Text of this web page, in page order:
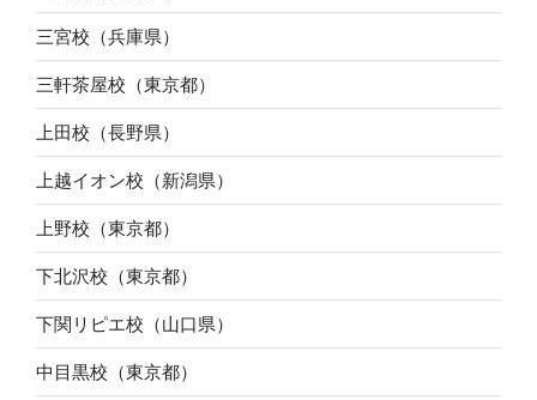
三宮校（兵庫県）
三軒茶屋校（東京都）
上田校（長野県）
上越イオン校（新潟県）
上野校（東京都）
下北沢校（東京都）
下関リピエ校（山口県）
中目黒校（東京都）